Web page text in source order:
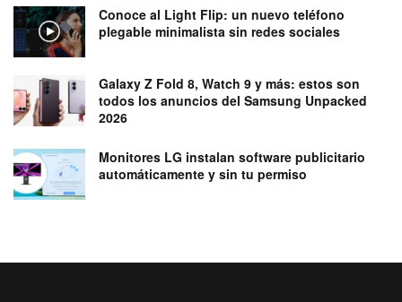
Conoce al Light Flip: un nuevo teléfono
plegable minimalista sin redes sociales
Galaxy Z Fold 8, Watch 9 y más: estos son
todos los anuncios del Samsung Unpacked
2026
Monitores LG instalan software publicitario
automáticamente y sin tu permiso